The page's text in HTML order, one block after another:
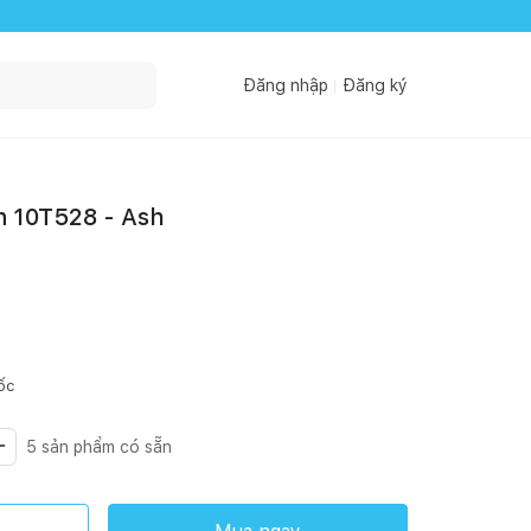
Đăng nhập Đăng ký
10T528 - Ash
5 sản phẩm có sẵn